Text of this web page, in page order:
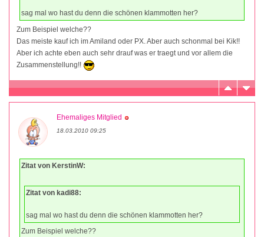
sag mal wo hast du denn die schönen klammotten her?
Zum Beispiel welche??
Das meiste kauf ich im Amiland oder PX. Aber auch schonmal bei Kik!!
Aber ich achte eben auch sehr drauf was er traegt und vor allem die
Zusammenstellung!!
Ehemaliges Mitglied
18.03.2010 09:25
Zitat von KerstinW:
Zitat von kadi88:
sag mal wo hast du denn die schönen klammotten her?
Zum Beispiel welche??